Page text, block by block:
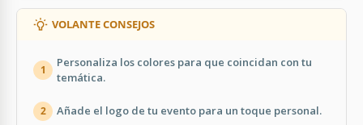
VOLANTE CONSEJOS
1
Personaliza los colores para que coincidan con tu
temática.
2 Añade el logo de tu evento para un toque personal.